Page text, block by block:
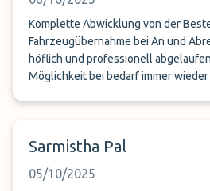
Komplette Abwicklung von der
Fahrzeugübernahme bei An und
höflich und professionell
Möglichkeit bei bedarf immer wieder nutzen. Super sehr
Sarmistha Pal
05/10/2025